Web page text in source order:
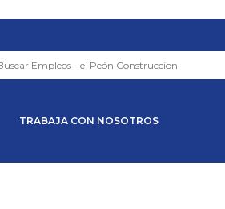
TRABAJA CON NOSOTROS